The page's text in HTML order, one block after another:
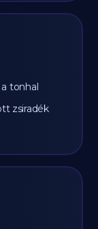
tonhal
zsiradék